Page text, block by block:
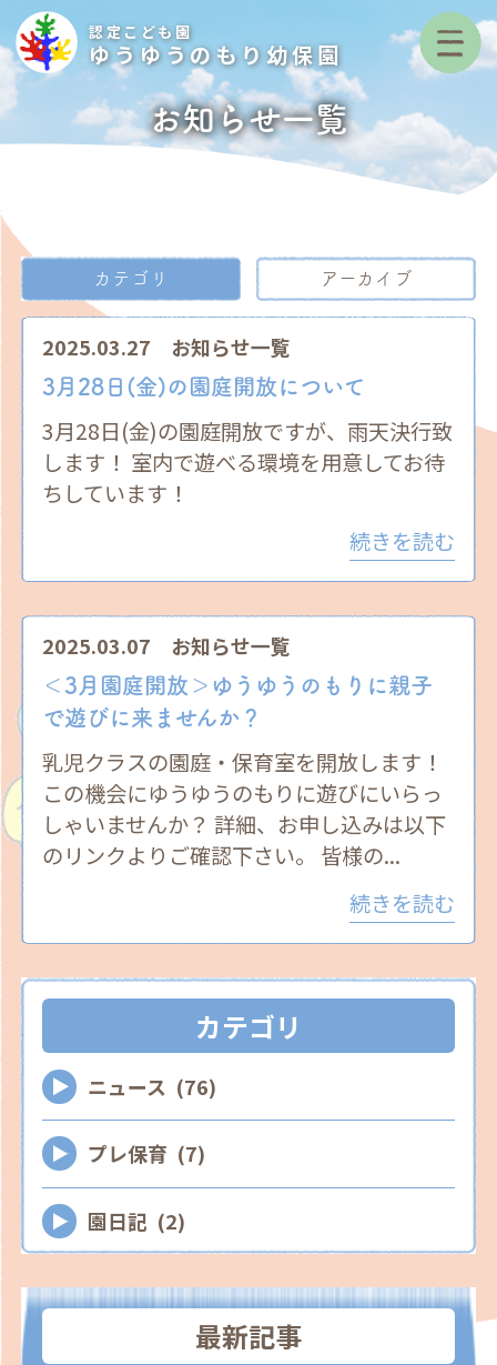
認定こども園
ゆうゆうのもり幼保園
お知らせ一覧
カテゴリ アーカイブ
2025.03.27 お知らせ一覧
3月28日(金)の園庭開放について
3月28日(金)の園庭開放ですが、雨天決行致
します！ 室内で遊べる環境を用意してお待
ちしています！
続きを読む
2025.03.07 お知らせ一覧
＜3月園庭開放＞ゆうゆうのもりに親子
で遊びに来ませんか？
乳児クラスの園庭・保育室を開放します！
この機会にゆうゆうのもりに遊びにいらっ
しゃいませんか？ 詳細、お申し込みは以下
のリンクよりご確認下さい。 皆様の...
続きを読む
カテゴリ
ニュース (76)
プレ保育 (7)
園日記 (2)
最新記事